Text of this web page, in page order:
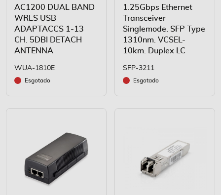
AC1200 DUAL BAND
WRLS USB
ADAPTACCS 1-13
CH. 5DBI DETACH
ANTENNA
WUA-1810E
Esgotado
1.25Gbps Ethernet
Transceiver
Singlemode. SFP Type
1310nm. VCSEL-
10km. Duplex LC
SFP-3211
Esgotado